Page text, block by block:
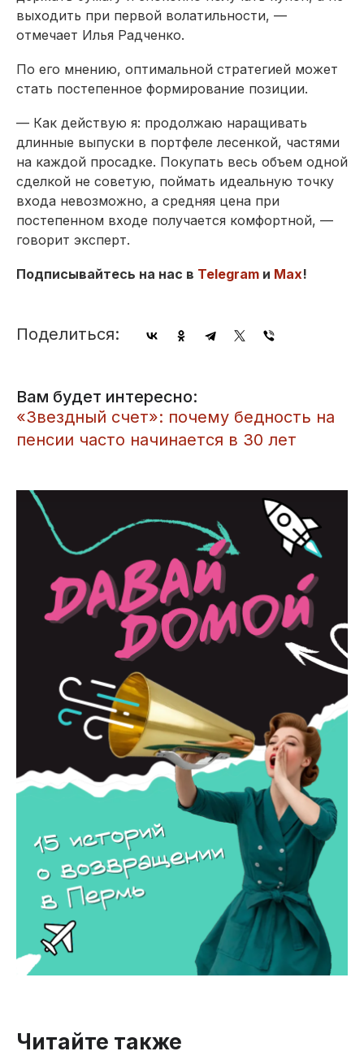
выходить при первой волатильности, —
отмечает Илья Радченко.
По его мнению, оптимальной стратегией может
стать постепенное формирование позиции.
— Как действую я: продолжаю наращивать
длинные выпуски в портфеле лесенкой, частями
на каждой просадке. Покупать весь объем одной
сделкой не советую, поймать идеальную точку
входа невозможно, а средняя цена при
постепенном входе получается комфортной, —
говорит эксперт.
Подписывайтесь на нас в Telegram и Max!
Поделиться:
Вам будет интересно:
​«Звездный счет»: почему бедность на
пенсии часто начинается в 30 лет
Читайте также